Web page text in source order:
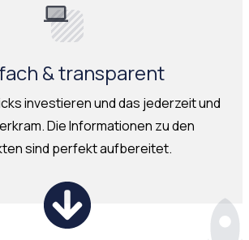
& transparent
investieren und das jederzeit und
Die Informationen zu den
sind perfekt aufbereitet.